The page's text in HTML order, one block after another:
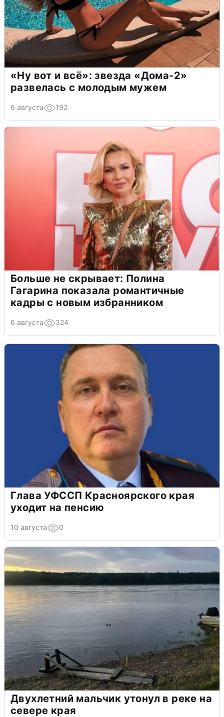
«Ну вот и всё»: звезда «Дома-2»
развелась с молодым мужем
6 августа 192
Больше не скрывает: Полина
Гагарина показала романтичные
кадры с новым избранником
6 августа 324
Глава УФССП Красноярского края
уходит на пенсию
10 августа 0
Двухлетний мальчик утонул в реке на
севере края